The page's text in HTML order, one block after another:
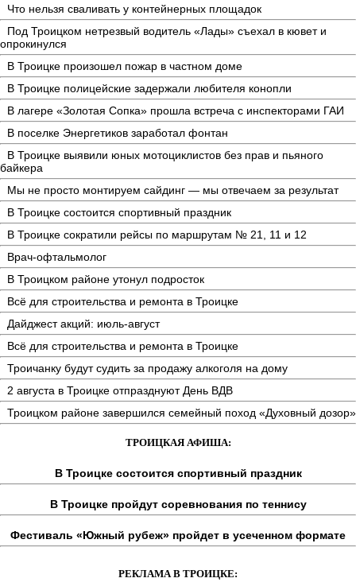
Что нельзя сваливать у контейнерных площадок
Под Троицком нетрезвый водитель «Лады» съехал в кювет и
опрокинулся
В Троицке произошел пожар в частном доме
В Троицке полицейские задержали любителя конопли
В лагере «Золотая Сопка» прошла встреча с инспекторами ГАИ
В поселке Энергетиков заработал фонтан
В Троицке выявили юных мотоциклистов без прав и пьяного
байкера
Мы не просто монтируем сайдинг — мы отвечаем за результат
В Троицке состоится спортивный праздник
В Троицке сократили рейсы по маршрутам № 21, 11 и 12
Врач-офтальмолог
В Троицком районе утонул подросток
Всё для строительства и ремонта в Троицке
Дайджест акций: июль-август
Всё для строительства и ремонта в Троицке
Троичанку будут судить за продажу алкоголя на дому
2 августа в Троицке отпразднуют День ВДВ
Троицком районе завершился семейный поход «Духовный дозор»
ТРОИЦКАЯ АФИША:
В Троицке состоится спортивный праздник
В Троицке пройдут соревнования по теннису
Фестиваль «Южный рубеж» пройдет в усеченном формате
РЕКЛАМА В ТРОИЦКЕ: